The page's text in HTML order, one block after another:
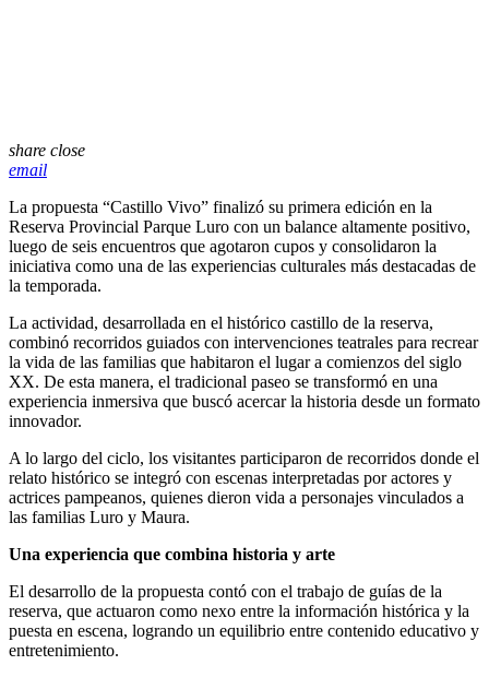
share close
email
La propuesta “Castillo Vivo” finalizó su primera edición en la
Reserva Provincial Parque Luro con un balance altamente positivo,
luego de seis encuentros que agotaron cupos y consolidaron la
iniciativa como una de las experiencias culturales más destacadas de
la temporada.
La actividad, desarrollada en el histórico castillo de la reserva,
combinó recorridos guiados con intervenciones teatrales para recrear
la vida de las familias que habitaron el lugar a comienzos del siglo
XX. De esta manera, el tradicional paseo se transformó en una
experiencia inmersiva que buscó acercar la historia desde un formato
innovador.
A lo largo del ciclo, los visitantes participaron de recorridos donde el
relato histórico se integró con escenas interpretadas por actores y
actrices pampeanos, quienes dieron vida a personajes vinculados a
las familias Luro y Maura.
Una experiencia que combina historia y arte
El desarrollo de la propuesta contó con el trabajo de guías de la
reserva, que actuaron como nexo entre la información histórica y la
puesta en escena, logrando un equilibrio entre contenido educativo y
entretenimiento.